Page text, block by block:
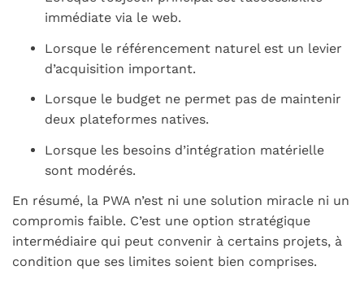
immédiate via le web.
Lorsque le référencement naturel est un levier
d’acquisition important.
Lorsque le budget ne permet pas de maintenir
deux plateformes natives.
Lorsque les besoins d’intégration matérielle
sont modérés.
En résumé, la PWA n’est ni une solution miracle ni un
compromis faible. C’est une option stratégique
intermédiaire qui peut convenir à certains projets, à
condition que ses limites soient bien comprises.